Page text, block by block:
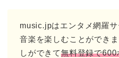
music.jpはエンタメ網羅サ
音楽を楽しむことができ
しができて無料登録で600